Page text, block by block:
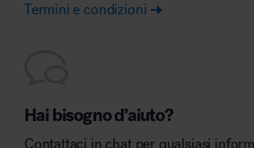
Termini e condizioni
Hai bisogno d’aiuto?
Contattaci in chat per qualsiasi